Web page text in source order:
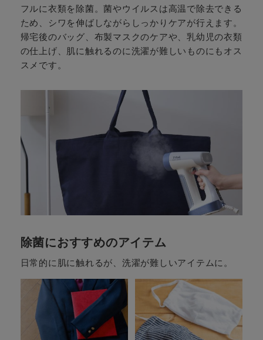
フルに衣類を除菌。菌やウイルスは高温で除去できる
ため、シワを伸ばしながらしっかりケアが行えます。
帰宅後のバッグ、布製マスクのケアや、乳幼児の衣類
の仕上げ、肌に触れるのに洗濯が難しいものにもオス
スメです。
除菌におすすめのアイテム
日常的に肌に触れるが、洗濯が難しいアイテムに。